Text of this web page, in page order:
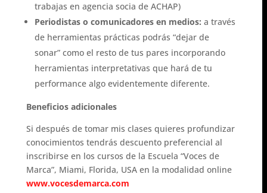
trabajas en agencia socia de ACHAP)
Periodistas o comunicadores en medios: a través
de herramientas prácticas podrás “dejar de
sonar” como el resto de tus pares incorporando
herramientas interpretativas que hará de tu
performance algo evidentemente diferente.
Beneficios adicionales
Si después de tomar mis clases quieres profundizar
conocimientos tendrás descuento preferencial al
inscribirse en los cursos de la Escuela “Voces de
Marca”, Miami, Florida, USA en la modalidad online
www.vocesdemarca.com